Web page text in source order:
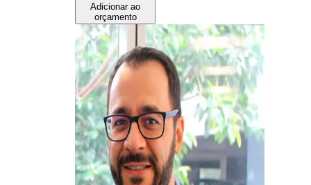
Adicionar ao
orçamento